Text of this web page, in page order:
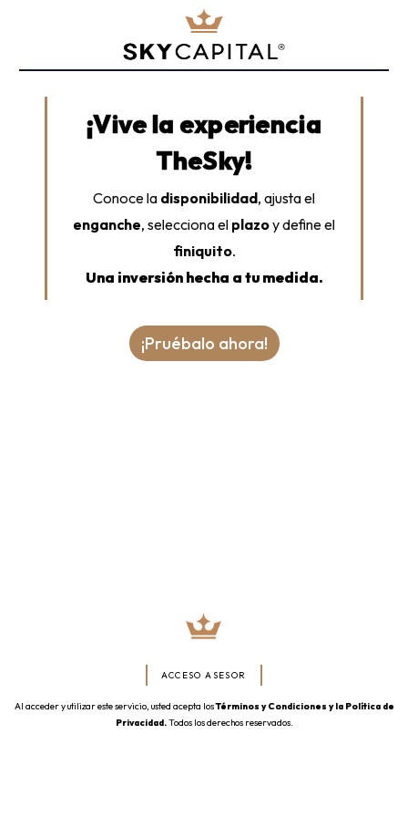
¡Vive la experiencia
TheSky!
Conoce la disponibilidad, ajusta el
enganche, selecciona el plazoy define el
finiquito.
Una inversión hecha a tu medida.
¡Pruébalo ahora!
ACCESO ASESOR
Al acceder y utilizar este servicio, usted acepta losTérminos y Condiciones y la Política de
Privacidad.Todos los derechos reservados.